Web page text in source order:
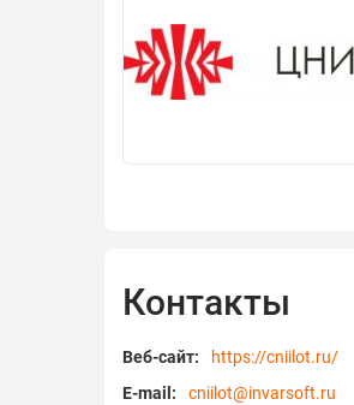
Контакты
Веб-сайт:
https://cniilot.ru/
E-mail:
cniilot@invarsoft.ru